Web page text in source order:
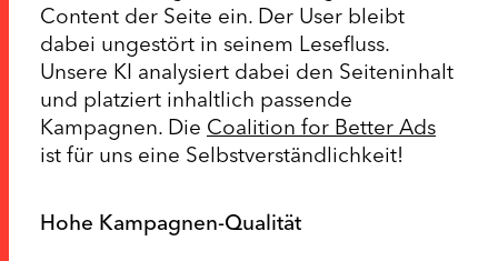
Content der Seite ein. Der User bleibt
dabei ungestört in seinem Lesefluss.
Unsere KI analysiert dabei den Seiteninhalt
und platziert inhaltlich passende
Kampagnen. Die Coalition for Better Ads
ist für uns eine Selbstverständlichkeit!
Hohe Kampagnen-Qualität